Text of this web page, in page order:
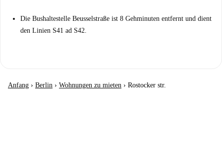
Die Bushaltestelle Beusselstraße ist 8 Gehminuten entfernt und dient
den Linien S41 ad S42.
Anfang › Berlin › Wohnungen zu mieten › Rostocker str.